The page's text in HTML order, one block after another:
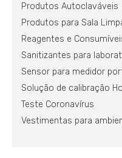
Produtos Autoclaváveis
Produtos para Sala
Reagentes e
Sanitizantes para
Sensor para medidor
Solução de calibração
Teste Coronavírus
Vestimentas para